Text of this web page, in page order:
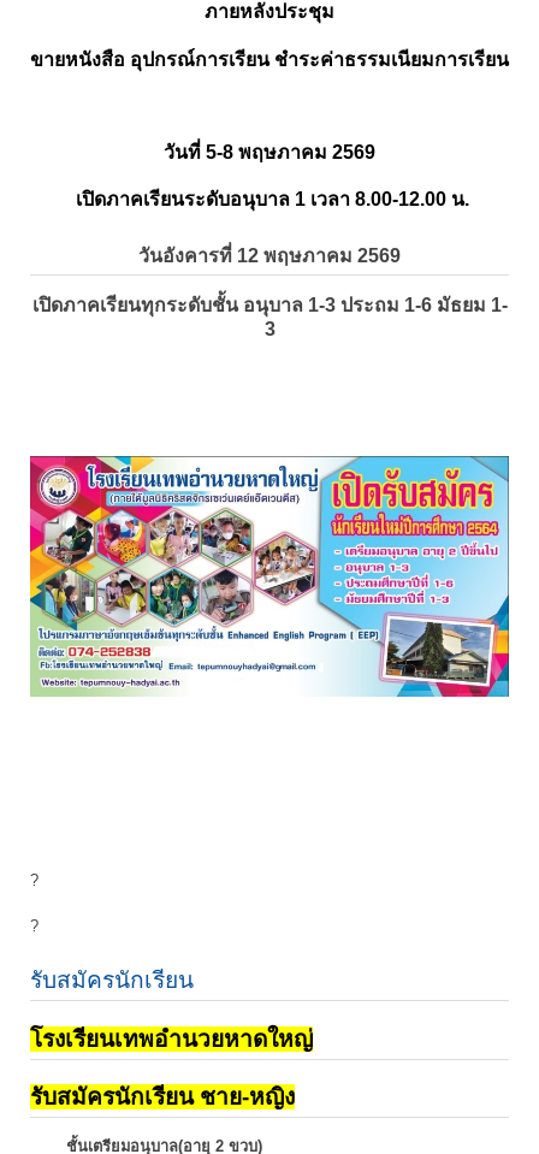
ภายหลังประชุม
ขายหนังสือ อุปกรณ์การเรียน ชำระค่าธรรมเนียมการเรียน
วันที่ 5-8 พฤษภาคม 2569
เปิดภาคเรียนระดับอนุบาล 1 เวลา 8.00-12.00 น.
วันอังคารที่ 12 พฤษภาคม 2569
เปิดภาคเรียนทุกระดับชั้น อนุบาล 1-3 ประถม 1-6 มัธยม 1-
3
?
?
รับสมัครนักเรียน
โรงเรียนเทพอำนวยหาดใหญ่
รับสมัครนักเรียน ชาย-หญิง
ชั้นเตรียมอนุบาล(อายุ 2 ขวบ)